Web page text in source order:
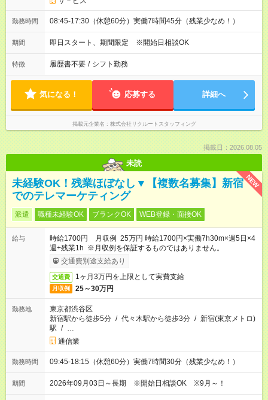
勤務時間 08:45-17:30（休憩60分）実働7時間45分（残業少なめ！）
期間 即日スタート、期間限定 ※開始日相談OK
特徴 履歴書不要 / シフト勤務
気になる！ 応募する 詳細へ
掲載元企業名 株式会社リクルートスタッフィング
掲載日：2026.08.05
未読
NEW
未経験OK！残業ほぼなし▼【複数名募集】新宿
でのテレマーケティング
派遣 職種未経験OK ブランクOK WEB登録・面接OK
給与
時給1700円 月収例 25万円 時給1700円×実働7h30m×週5日×4
週+残業1h ※月収例を保証するものではありません。
交通費別途支給あり
交通費 1ヶ月3万円を上限として実費支給
月収例 25～30万円
勤務地
東京都渋谷区
新宿駅から徒歩5分 / 代々木駅から徒歩3分 / 新宿(東京メトロ)
駅 / …
通信業
勤務時間 09:45-18:15（休憩60分）実働7時間30分（残業少なめ！）
期間 2026年09月03日～長期 ※開始日相談OK ※9月～！